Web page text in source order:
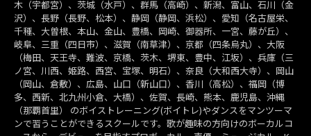
木（宇都宮）、茨城（水戸）、群馬（高崎）、新潟、富山、石川（金
沢）、長野（長野、松本）、静岡（静岡、浜松）、愛知（名古屋栄、
千種、大曽根、本山、金山、豊橋、岡崎、御器所、一宮、藤が丘）、
岐阜、三重（四日市）、滋賀（南草津）、京都（四条烏丸）、大阪
（梅田、天王寺、難波、京橋、茨木、堺東、豊中、江坂）、兵庫（三
ノ宮、川西、姫路、西宮、宝塚、明石）、奈良（大和西大寺）、岡山
（岡山、倉敷）、広島、山口（新山口）、香川（高松）、福岡（博
多、西新、北九州小倉、大橋）、佐賀、長崎、熊本、鹿児島、沖縄
（那覇首里） のボイストレーニング(ボイトレ)やダンスをマンツーマ
ンで習うことができるスクールです。歌が趣味の方向けのボーカルコ